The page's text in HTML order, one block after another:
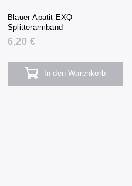
Blauer Apatit EXQ
Splitterarmband
6,20 €
In den Warenkorb